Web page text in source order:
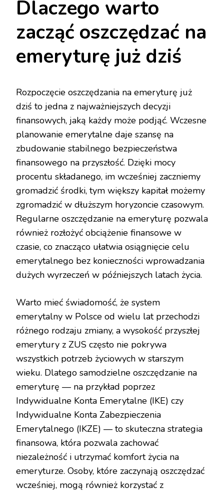
Dlaczego warto
zacząć oszczędzać na
emeryturę już dziś
Rozpoczęcie oszczędzania na emeryturę już
dziś to jedna z najważniejszych decyzji
finansowych, jaką każdy może podjąć. Wczesne
planowanie emerytalne daje szansę na
zbudowanie stabilnego bezpieczeństwa
finansowego na przyszłość. Dzięki mocy
procentu składanego, im wcześniej zaczniemy
gromadzić środki, tym większy kapitał możemy
zgromadzić w dłuższym horyzoncie czasowym.
Regularne oszczędzanie na emeryturę pozwala
również rozłożyć obciążenie finansowe w
czasie, co znacząco ułatwia osiągnięcie celu
emerytalnego bez konieczności wprowadzania
dużych wyrzeczeń w późniejszych latach życia.
Warto mieć świadomość, że system
emerytalny w Polsce od wielu lat przechodzi
różnego rodzaju zmiany, a wysokość przyszłej
emerytury z ZUS często nie pokrywa
wszystkich potrzeb życiowych w starszym
wieku. Dlatego samodzielne oszczędzanie na
emeryturę — na przykład poprzez
Indywidualne Konta Emerytalne (IKE) czy
Indywidualne Konta Zabezpieczenia
Emerytalnego (IKZE) — to skuteczna strategia
finansowa, która pozwala zachować
niezależność i utrzymać komfort życia na
emeryturze. Osoby, które zaczynają oszczędzać
wcześniej, mogą również korzystać z